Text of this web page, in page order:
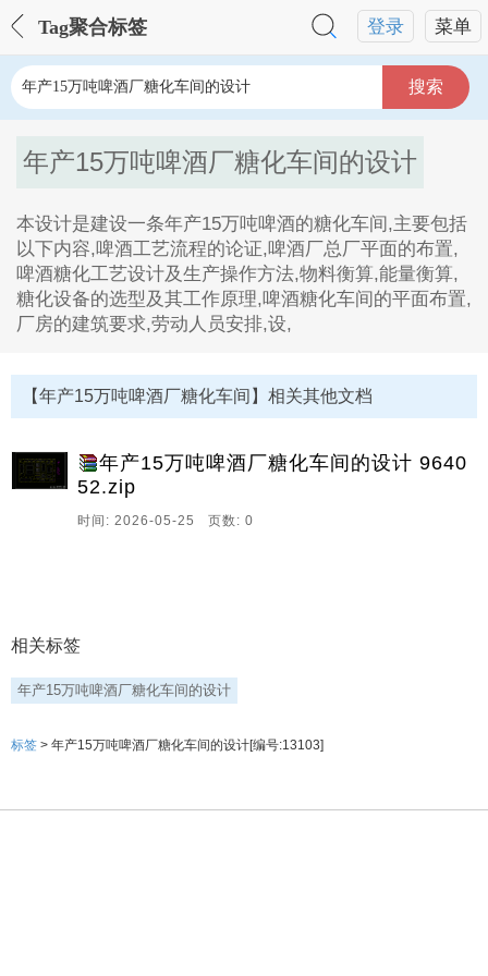
菜单
登录
Tag聚合标签
搜索
年产15万吨啤酒厂糖化车间的设计
本设计是建设一条年产15万吨啤酒的糖化车间,主要包括
以下内容,啤酒工艺流程的论证,啤酒厂总厂平面的布置,
啤酒糖化工艺设计及生产操作方法,物料衡算,能量衡算,
糖化设备的选型及其工作原理,啤酒糖化车间的平面布置,
厂房的建筑要求,劳动人员安排,设,
1、本设计是建设一条年产15万吨啤酒的糖化车间,主要
包括以下内容,啤酒工艺流程的论证,啤酒厂总厂平面的布
置,啤酒糖化工艺设计及生产操作方法,物料衡算,能量衡
算,糖化设备的选型及其工作原理,啤酒糖化车间的平面布
置,厂房的建筑要求,劳动人员安排,设。
【年产15万吨啤酒厂糖化车间】相关其他文档
年产15万吨啤酒厂糖化车间的设计 9640
52.zip
时间: 2026-05-25 页数: 0
相关标签
年产15万吨啤酒厂糖化车间的设计
标签 > 年产15万吨啤酒厂糖化车间的设计[编号:13103]